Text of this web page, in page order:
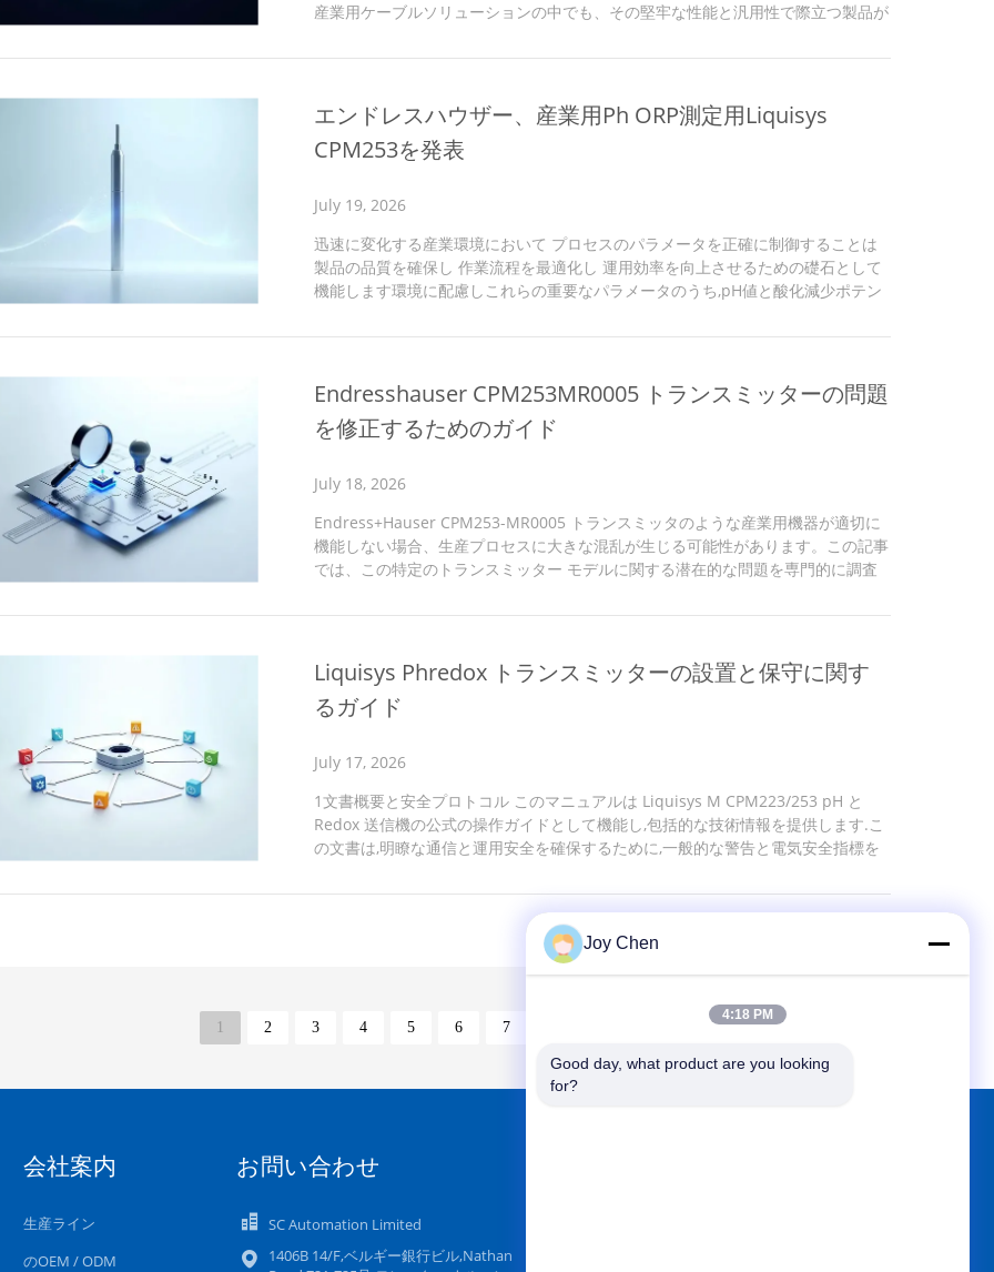
産業用ケーブルソリューションの中でも、その堅牢な性能と汎用性で際立つ製品が
様の解読：ケーブルのコアアイデンティティを理解する ITC/AWM 2464 18 AWG
モデルの内訳： ITC指定は、プロセス制御システムにおける計装トレイ用途への適
合性を示し、AWM 2464は家電配線規格に...
エンドレスハウザー、産業用Ph ORP測定用Liquisys
CPM253を発表
July 19, 2026
迅速に変化する産業環境において プロセスのパラメータを正確に制御することは
製品の品質を確保し 作業流程を最適化し 運用効率を向上させるための礎石として
機能します環境に配慮しこれらの重要なパラメータのうち,pH値と酸化減少ポテン
装置は 運用の複雑さに長らく課題を提示してきました維持上の困難,データ伝送の
ルネックや安全リスクが生じる可能性があります. エンドレス+ハウザー 測定,自動
化,サービスの世界的リーダー革新的なPH/ORPス...
Endresshauser CPM253MR0005 トランスミッターの問題
を修正するためのガイド
July 18, 2026
Endress+Hauser CPM253-MR0005 トランスミッタのような産業用機器が適切に
機能しない場合、生産プロセスに大きな混乱が生じる可能性があります。この記事
では、この特定のトランスミッター モデルに関する潜在的な問題を専門的に調査
ローチを提供します。 CPM253-MR0005 を理解する: コア機能と一般的な課題 エ
パラメータを正確に測定して送信することにより、産業プロセス制御において重要
な役割を果たします。すべての精...
Liquisys Phredox トランスミッターの設置と保守に関す
るガイド
July 17, 2026
1文書概要と安全プロトコル このマニュアルは Liquisys M CPM223/253 pH と
Redox 送信機の公式の操作ガイドとして機能し,包括的な技術情報を提供します.こ
の文書は,明瞭な通信と運用安全を確保するために,一般的な警告と電気安全指標を
資格要求:設置,運用,保守,修理の手順は,専門的に訓練され,認定された職員のみが行
うべきである. 適切な使用ガイドライン:手帳 の 指示 を 厳格 に 遵守 し なけれ ば
なり ませ ん.意図 し た 用法 や 安全 プロトコル に 背く こと は,機...
1 2 3 4 5 6 7
会社案内
生産ライン
のOEM / ODM
お問い合わせ
SC Automation Limited
1406B 14/F,ベルギー銀行ビル,Nathan
Joy Chen
4:18 PM
Good day, what product are you looking
for?